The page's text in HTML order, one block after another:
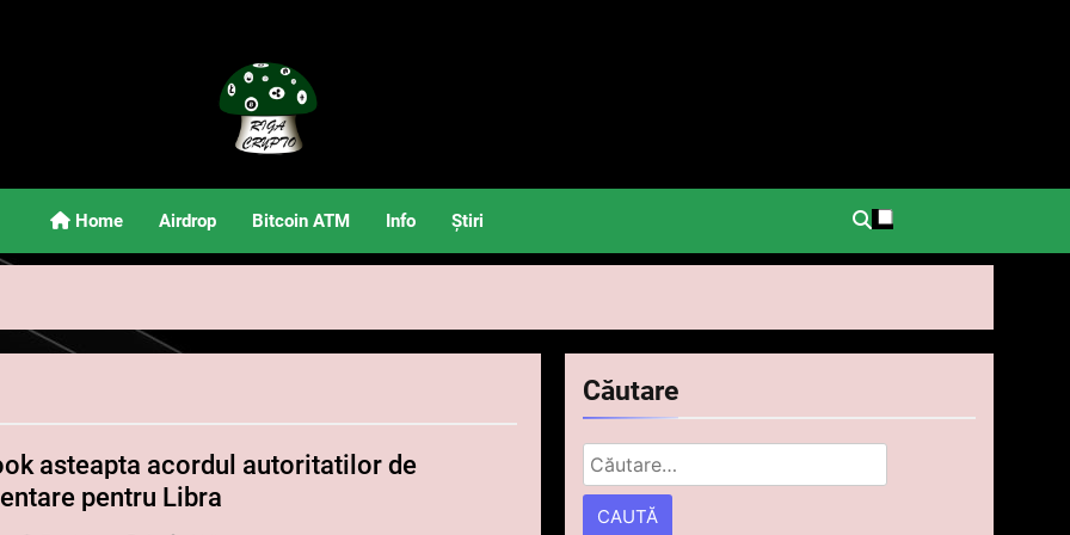
Riga Crypto
Știri Și Informații Despre Criptomonede.
Home Airdrop Bitcoin ATM Info Știri
asteapta acordul autoritatilor de
pentru Libra
Căutare
Caută
după: